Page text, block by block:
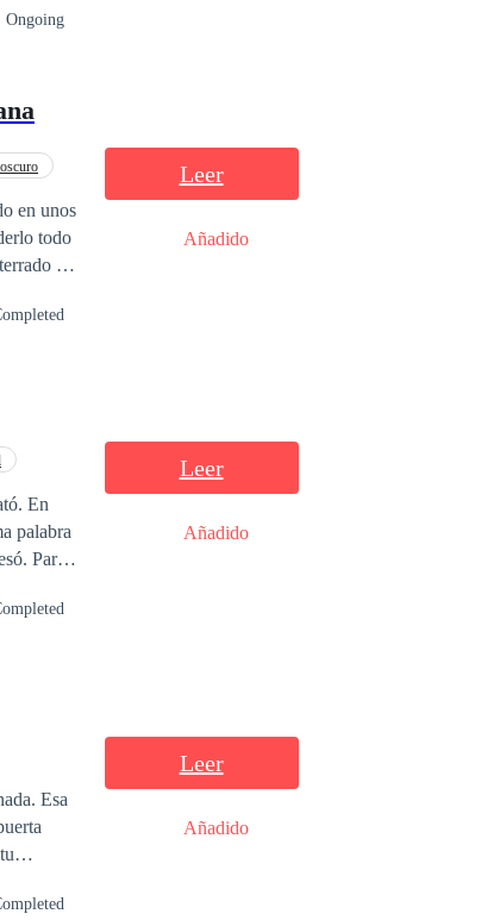
y la
Ongoing
todo
al
y de
Leer
Añadido
En
palabra
Para
Leer
Añadido
Esa
Leer
Añadido